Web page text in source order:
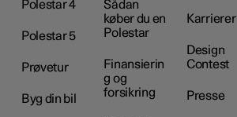
Polestar 4
Polestar 5
Prøvetur
Byg din bil
Sådan
køber du en
Polestar
Finansierin
g og
forsikring
Karrierer
Design
Contest
Presse